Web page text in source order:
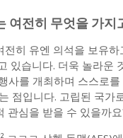
여전히 무엇을 가지
전히 유엔 의석을 보유
있습니다. 더욱 놀라운
사를 개최하며 스스로
점입니다. 고립된 국가
관심을 받을 수 있을까